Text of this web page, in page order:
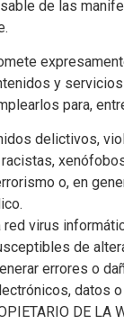
de las
y servicios
para,
delictivos,
o, en
red virus
de
errores o
datos
DE LA